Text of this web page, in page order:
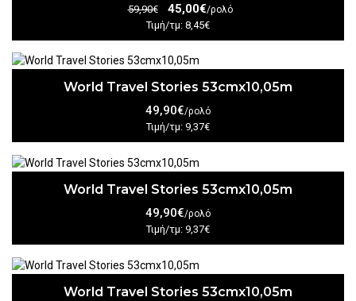
59,90€ 45,00€/ρολό
Τιμή/τμ: 8,45€
World Travel Stories 53cmx10,05m
49,90€/ρολό
Τιμή/τμ: 9,37€
World Travel Stories 53cmx10,05m
49,90€/ρολό
Τιμή/τμ: 9,37€
World Travel Stories 53cmx10,05m